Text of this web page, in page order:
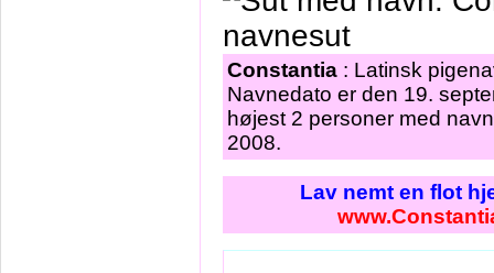
Constantia : Latinsk
Navnedato er den 19.
højest 2 personer med
2008.
Lav nemt en flot